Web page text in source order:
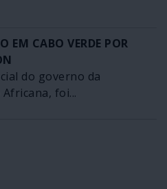
EM CABO VERDE POR
do governo da
foi...